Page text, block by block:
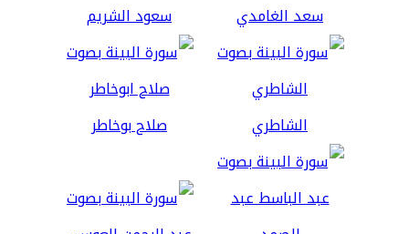
سعد الغامدي سعود الشريم
الشاطري صلاح بوخاطر